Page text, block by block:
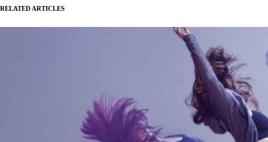
RELATED ARTICLES